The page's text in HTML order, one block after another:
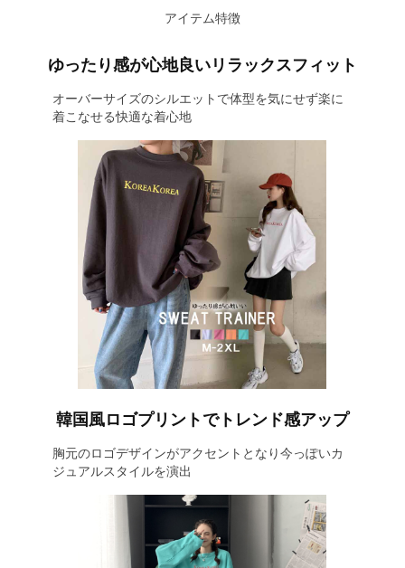
アイテム特徴
ゆったり感が心地良いリラックスフィット
オーバーサイズのシルエットで体型を気にせず楽に
着こなせる快適な着心地
韓国風ロゴプリントでトレンド感アップ
胸元のロゴデザインがアクセントとなり今っぽいカ
ジュアルスタイルを演出